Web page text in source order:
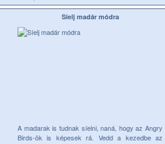
Síelj madár módra
A madarak is tudnak síelni, naná, hogy az Angry
Birds-ök is képesek rá. Vedd a kezedbe az